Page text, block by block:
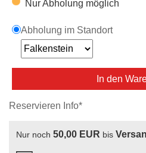
Nur Abholung möglich
Abholung im Standort
In den
Reservieren Info*
Nur noch 50,00 EUR bis